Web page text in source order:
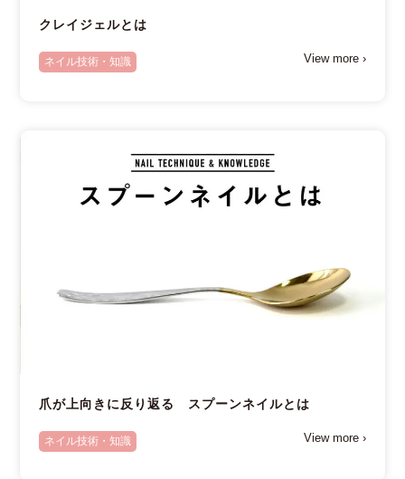
クレイジェルとは
ネイル技術・知識 View more ›
爪が上向きに反り返る スプーンネイルとは
ネイル技術・知識 View more ›